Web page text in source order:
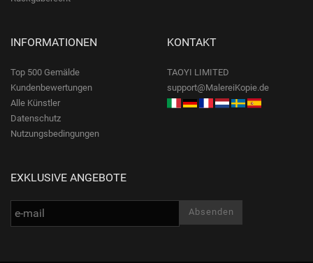
INFORMATIONEN
Top 500 Gemälde
Kundenbewertungen
Alle Künstler
Datenschutz
Nutzungsbedingungen
KONTAKT
TAOYI LIMITED
support@MalereiKopie.de
EXKLUSIVE ANGEBOTE